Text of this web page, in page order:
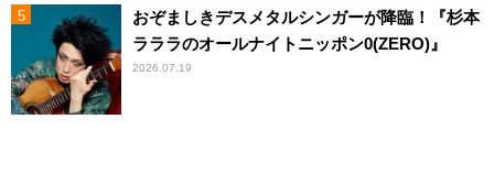
おぞましきデスメタルシンガーが降臨！『杉本
ラララのオールナイトニッポン0(ZERO)』
2026.07.19